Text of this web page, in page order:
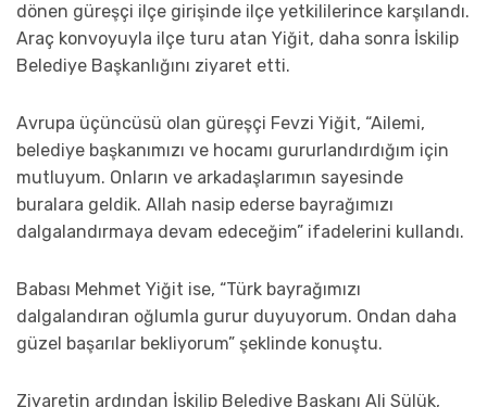
dönen güreşçi ilçe girişinde ilçe yetkililerince karşılandı.
Araç konvoyuyla ilçe turu atan Yiğit, daha sonra İskilip
Belediye Başkanlığını ziyaret etti.
Avrupa üçüncüsü olan güreşçi Fevzi Yiğit, “Ailemi,
belediye başkanımızı ve hocamı gururlandırdığım için
mutluyum. Onların ve arkadaşlarımın sayesinde
buralara geldik. Allah nasip ederse bayrağımızı
dalgalandırmaya devam edeceğim” ifadelerini kullandı.
Babası Mehmet Yiğit ise, “Türk bayrağımızı
dalgalandıran oğlumla gurur duyuyorum. Ondan daha
güzel başarılar bekliyorum” şeklinde konuştu.
Ziyaretin ardından İskilip Belediye Başkanı Ali Sülük,